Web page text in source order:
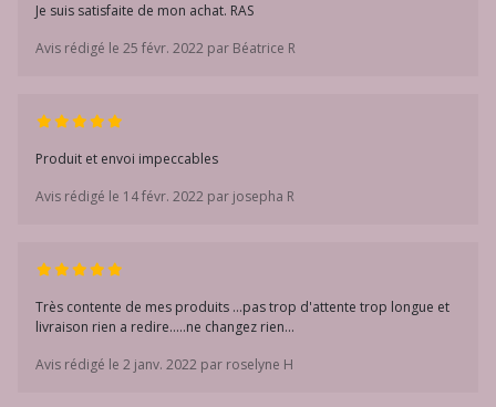
Je suis satisfaite de mon achat. RAS
Avis rédigé le 25 févr. 2022 par Béatrice R
Produit et envoi impeccables
Avis rédigé le 14 févr. 2022 par josepha R
Très contente de mes produits ...pas trop d'attente trop longue et
livraison rien a redire.....ne changez rien...
Avis rédigé le 2 janv. 2022 par roselyne H